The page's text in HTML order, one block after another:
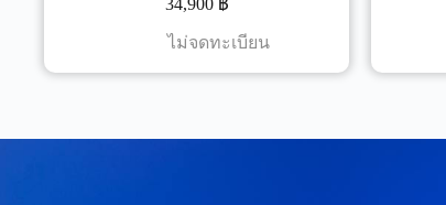
ไม่จดทะเบียน